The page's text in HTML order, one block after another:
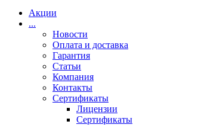
Акции
...
Новости
Оплата и доставка
Гарантия
Статьи
Компания
Контакты
Сертификаты
Лицензии
Сертификаты